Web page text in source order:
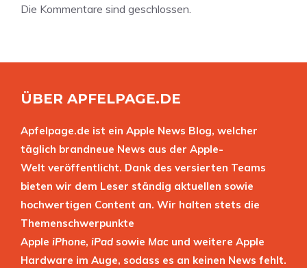
Die Kommentare sind geschlossen.
ÜBER APFELPAGE.DE
Apfelpage.de ist ein Apple News Blog, welcher
täglich brandneue News aus der Apple-
Welt veröffentlicht. Dank des versierten Teams
bieten wir dem Leser ständig aktuellen sowie
hochwertigen Content an. Wir halten stets die
Themenschwerpunkte
Apple iPhone, iPad sowie Mac und weitere Apple
Hardware im Auge, sodass es an keinen News fehlt.